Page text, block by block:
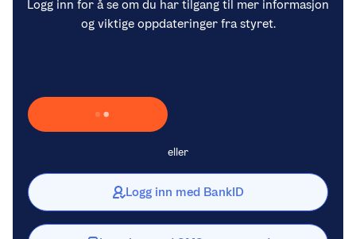
Logg inn for å se om du har tilgang til mer informasjon
og viktige oppdateringer fra styret.
Laster inn Vipps …
eller
Logg inn med BankID